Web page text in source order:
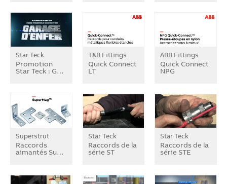
Star Teck
Promotion
Star Teck : G…
T&B Fittings
Quick Connect
LT
ABB Fittings
Quick Connect
NPG
Superstrut
Raccords
aimantés Su…
Star Teck
Raccords de la
série ST
Star Teck
Raccords de la
série STE